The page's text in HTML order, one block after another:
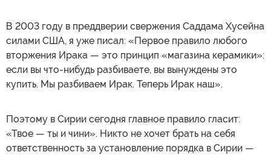
В 2003 году в преддверии свержения Саддама Хусейна
силами США, я уже писал: «Первое правило любого
вторжения Ирака — это принцип «магазина керамики»:
если вы что-нибудь разбиваете, вы вынуждены это
купить. Мы разбиваем Ирак. Теперь Ирак наш».
Поэтому в Сирии сегодня главное правило гласит:
«Твое — ты и чини». Никто не хочет брать на себя
ответственность за установление порядка в Сирии —